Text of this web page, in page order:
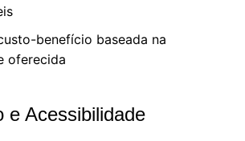
benefício baseada na
oferecida
e Acessibilidade